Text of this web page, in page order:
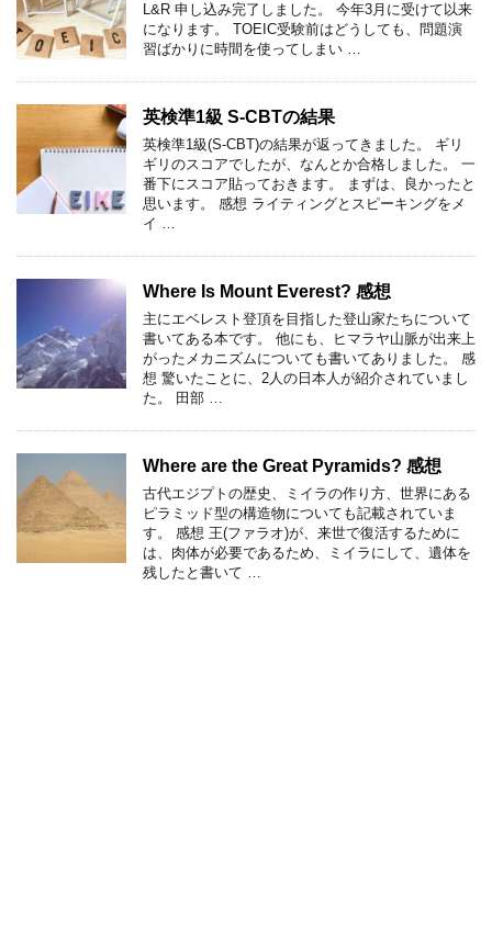
L&R 申し込み完了しました。 今年3月に受けて以来
になります。 TOEIC受験前はどうしても、問題演
習ばかりに時間を使ってしまい …
英検準1級 S-CBTの結果
英検準1級(S-CBT)の結果が返ってきました。 ギリ
ギリのスコアでしたが、なんとか合格しました。 一
番下にスコア貼っておきます。 まずは、良かったと
思います。 感想 ライティングとスピーキングをメ
イ …
Where Is Mount Everest? 感想
主にエベレスト登頂を目指した登山家たちについて
書いてある本です。 他にも、ヒマラヤ山脈が出来上
がったメカニズムについても書いてありました。 感
想 驚いたことに、2人の日本人が紹介されていまし
た。 田部 …
Where are the Great Pyramids? 感想
古代エジプトの歴史、ミイラの作り方、世界にある
ピラミッド型の構造物についても記載されていま
す。 感想 王(ファラオ)が、来世で復活するために
は、肉体が必要であるため、ミイラにして、遺体を
残したと書いて …